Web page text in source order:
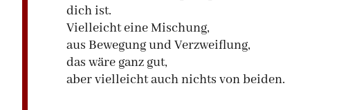
dich ist.
Vielleicht eine Mischung,
aus Bewegung und Verzweiflung,
das wäre ganz gut,
aber vielleicht auch nichts von beiden.